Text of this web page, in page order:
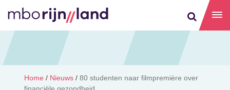
Home / Nieuws /80 studenten naar film­première over